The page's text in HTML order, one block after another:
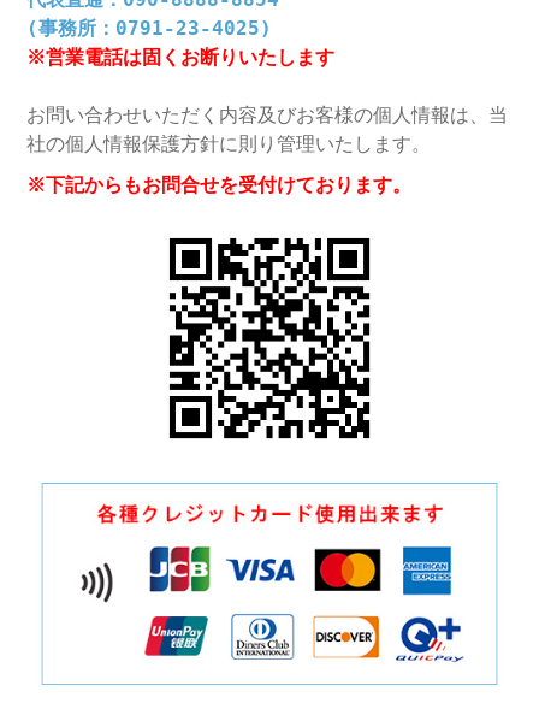
(事務所：0791-23-4025)
※営業電話は固くお断りいたします
お問い合わせいただく内容及びお客様の個人情報は、当
社の個人情報保護方針に則り管理いたします。
※下記からもお問合せを受付けております。